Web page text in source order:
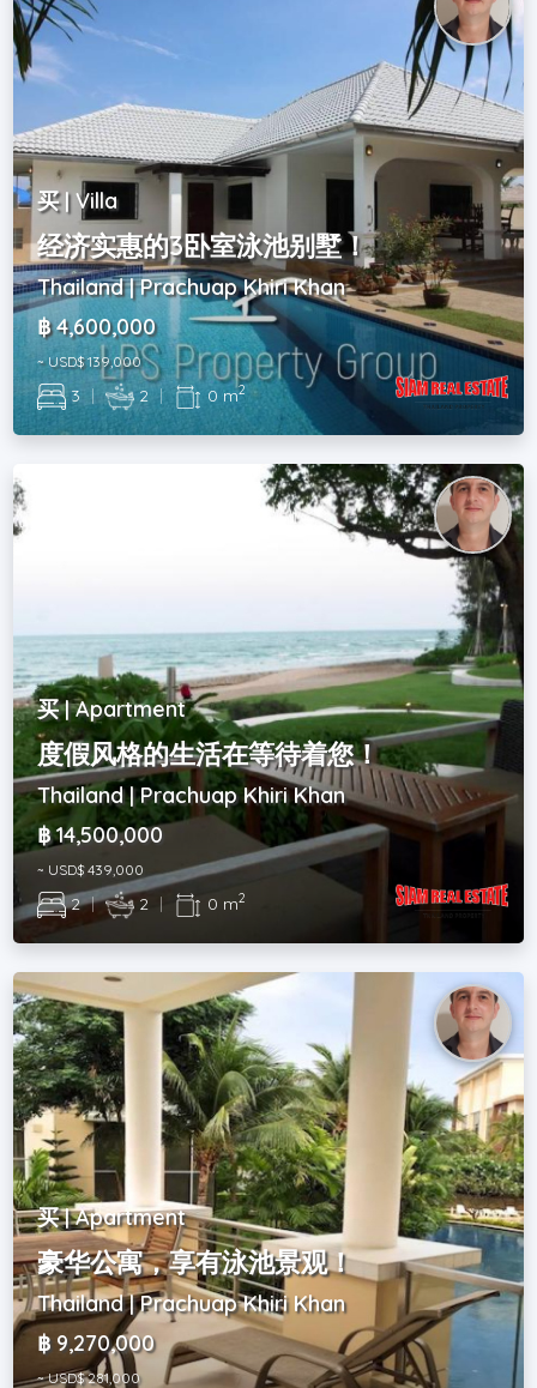
买 | Villa
经济实惠的3卧室泳池别墅！
Thailand | Prachuap Khiri Khan
฿ 4,600,000
~ USD$ 139,000
3 | 2 | 0 m2
买 | Apartment
度假风格的生活在等待着您！
Thailand | Prachuap Khiri Khan
฿ 14,500,000
~ USD$ 439,000
2 | 2 | 0 m2
买 | Apartment
豪华公寓，享有泳池景观！
Thailand | Prachuap Khiri Khan
฿ 9,270,000
~ USD$ 281,000